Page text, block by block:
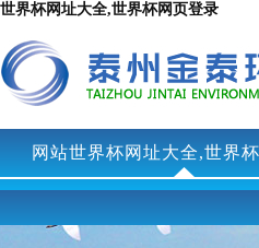
世界杯网址大全,世界杯网页登录
网站世界杯网址大全,世界